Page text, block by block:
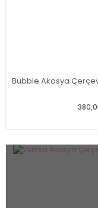
Bubble Akasya